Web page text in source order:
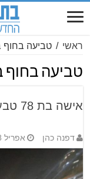
ראשי / טביעה בחוף
טביעה בחוף
אישה בת 78 טבעה בחוף לא מוכרז בבת ים
דפנה כהן אפריל 8, 2023